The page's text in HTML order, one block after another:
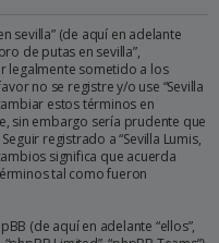
sevilla” (de aquí en adelante
de putas en sevilla”,
legalmente sometido a los
no se registre y/o use “Sevilla
estos términos en
sin embargo sería prudente que
registrado a “Sevilla Lumis,
significa que acuerda
tal como fueron
(de aquí en adelante “ellos”,